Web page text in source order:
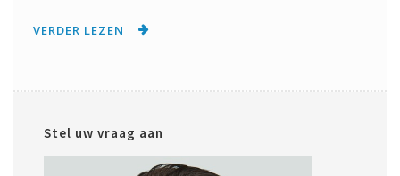
VERDER LEZEN
Stel uw vraag aan